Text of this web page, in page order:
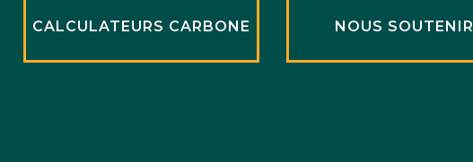
CALCULATEURS CARBONE NOUS SOUTENIR